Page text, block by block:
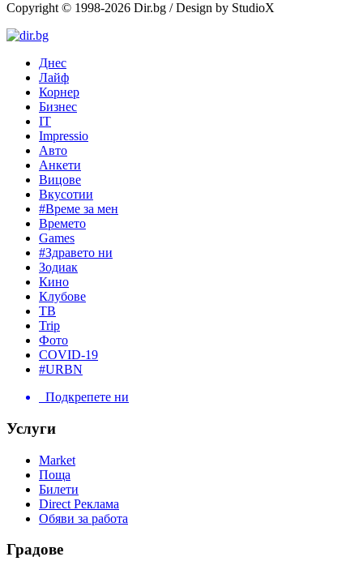
Copyright © 1998-2026 Dir.bg / Design by StudioX
Днес
Лайф
Корнер
Бизнес
IT
Impressio
Авто
Анкети
Вицове
Вкусотии
#Време за мен
Времето
Games
#Здравето ни
Зодиак
Кино
Клубове
ТВ
Trip
Фото
COVID-19
#URBN
Подкрепете ни
Услуги
Market
Поща
Билети
Direct Реклама
Обяви за работа
Градове